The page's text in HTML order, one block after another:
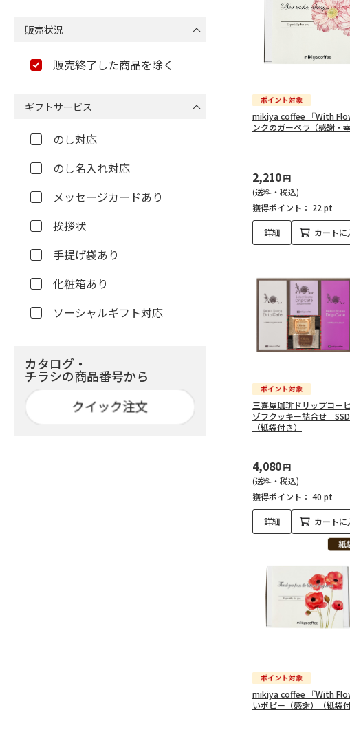
mikiya coffee 『With
ンクのガーベラ（感謝・幸
2,210円
(送料・税込)
獲得ポイント： 22 pt
詳細 カートに
三喜屋珈琲ドリップコー
ゾフクッキー詰合せ
（紙袋付き）
4,080円
(送料・税込)
獲得ポイント： 40 pt
詳細 カートに
mikiya coffee 『With
いポピー（感謝）（紙袋付
販売状況
販売終了した商品を除く
ギフトサービス
のし対応
のし名入れ対応
メッセージカードあり
挨拶状
手提げ袋あり
化粧箱あり
ソーシャルギフト対応
カタログ・
チラシの商品番号から